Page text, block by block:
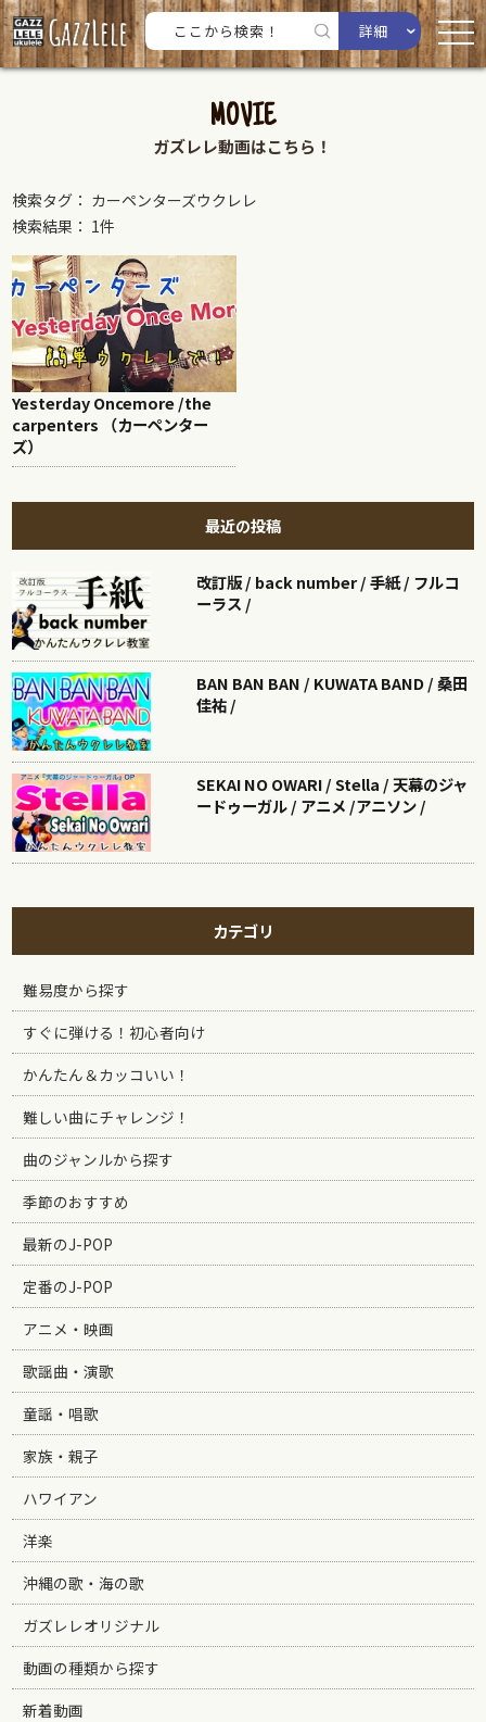
詳細
MOVIE
ガズレレ動画はこちら！
検索タグ： カーペンターズウクレレ
検索結果： 1件
Yesterday Oncemore /the
carpenters （カーペンター
ズ）
最近の投稿
改訂版 / back number / 手紙 / フルコ
ーラス /
BAN BAN BAN / KUWATA BAND / 桑田
佳祐 /
SEKAI NO OWARI / Stella / 天幕のジャ
ードゥーガル / アニメ /アニソン /
カテゴリ
難易度から探す
すぐに弾ける！初心者向け
かんたん＆カッコいい！
難しい曲にチャレンジ！
曲のジャンルから探す
季節のおすすめ
最新のJ-POP
定番のJ-POP
アニメ・映画
歌謡曲・演歌
童謡・唱歌
家族・親子
ハワイアン
洋楽
沖縄の歌・海の歌
ガズレレオリジナル
動画の種類から探す
新着動画